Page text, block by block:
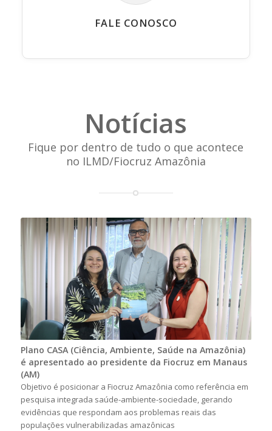
FALE CONOSCO
Notícias
Fique por dentro de tudo o que acontece
no ILMD/Fiocruz Amazônia
Plano CASA (Ciência, Ambiente, Saúde na Amazônia)
é apresentado ao presidente da Fiocruz em Manaus
(AM)
Objetivo é posicionar a Fiocruz Amazônia como referência em
pesquisa integrada saúde-ambiente-sociedade, gerando
evidências que respondam aos problemas reais das
populações vulnerabilizadas amazônicas